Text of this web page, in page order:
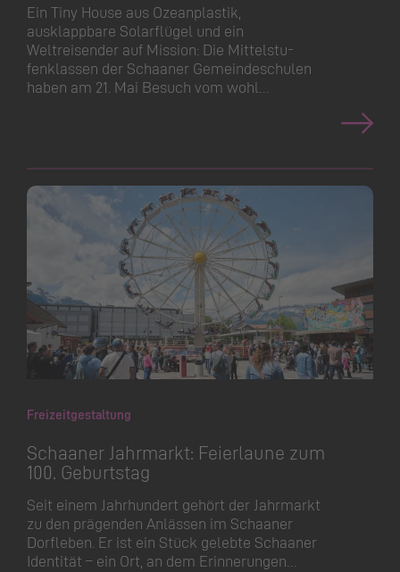
Ein Tiny House aus Ozeanplastik,
ausklappbare Solarflügel und ein
Weltreisender auf Mission: Die Mittelstu­
fenklassen der Schaaner Gemeindeschulen
haben am 21. Mai Besuch vom wohl…
Freizeitgestaltung
Schaaner Jahrmarkt: Feierlaune zum
100. Geburtstag
Seit einem Jahrhundert gehört der Jahrmarkt
zu den prägenden Anlässen im Schaaner
Dorfleben. Er ist ein Stück gelebte Schaaner
Identität – ein Ort, an dem Erinnerungen…